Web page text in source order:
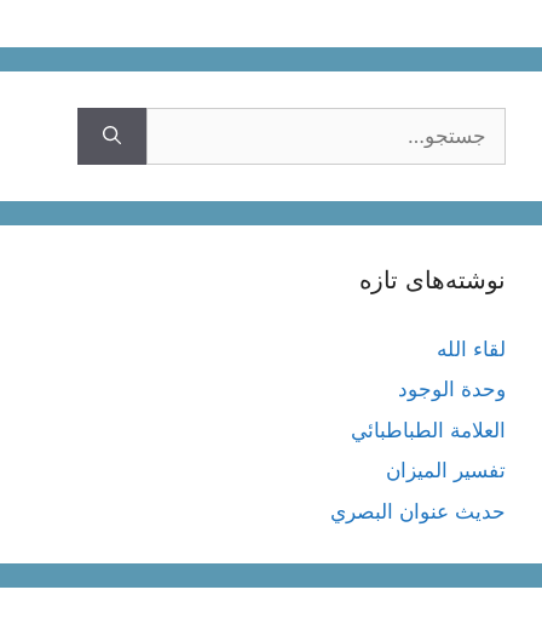
نوشته‌های تازه
لقاء الله
وحدة الوجود
العلامة الطباطبائي
تفسير الميزان
حديث عنوان البصري